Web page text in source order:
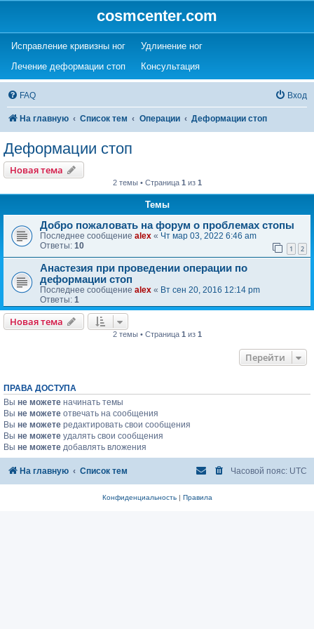
cosmcenter.com
Исправление кривизны ног(Opens a new tab)
Удлинение ног(Opens a new tab)
Лечение деформации стоп(Opens a new tab)
Консультация(Opens a new tab)
FAQ Вход
На главную Список тем Операции Деформации стоп
Деформации стоп
Новая тема
2 темы • Страница 1 из 1
Темы
Добро пожаловать на форум о проблемах стопы
Последнее сообщение alex « Чт мар 03, 2022 6:46 am
Ответы: 10 1 2
Анастезия при проведении операции по
деформации стоп
Последнее сообщение alex « Вт сен 20, 2016 12:14 pm
Ответы: 1
Новая тема
2 темы • Страница 1из 1
Перейти
ПРАВА ДОСТУПА
Вы не можете начинать темы
Вы не можете отвечать на сообщения
Вы не можете редактировать свои сообщения
Вы не можете удалять свои сообщения
Вы не можете добавлять вложения
На главную Список тем Часовой пояс: UTC
Конфиденциальность| Правила